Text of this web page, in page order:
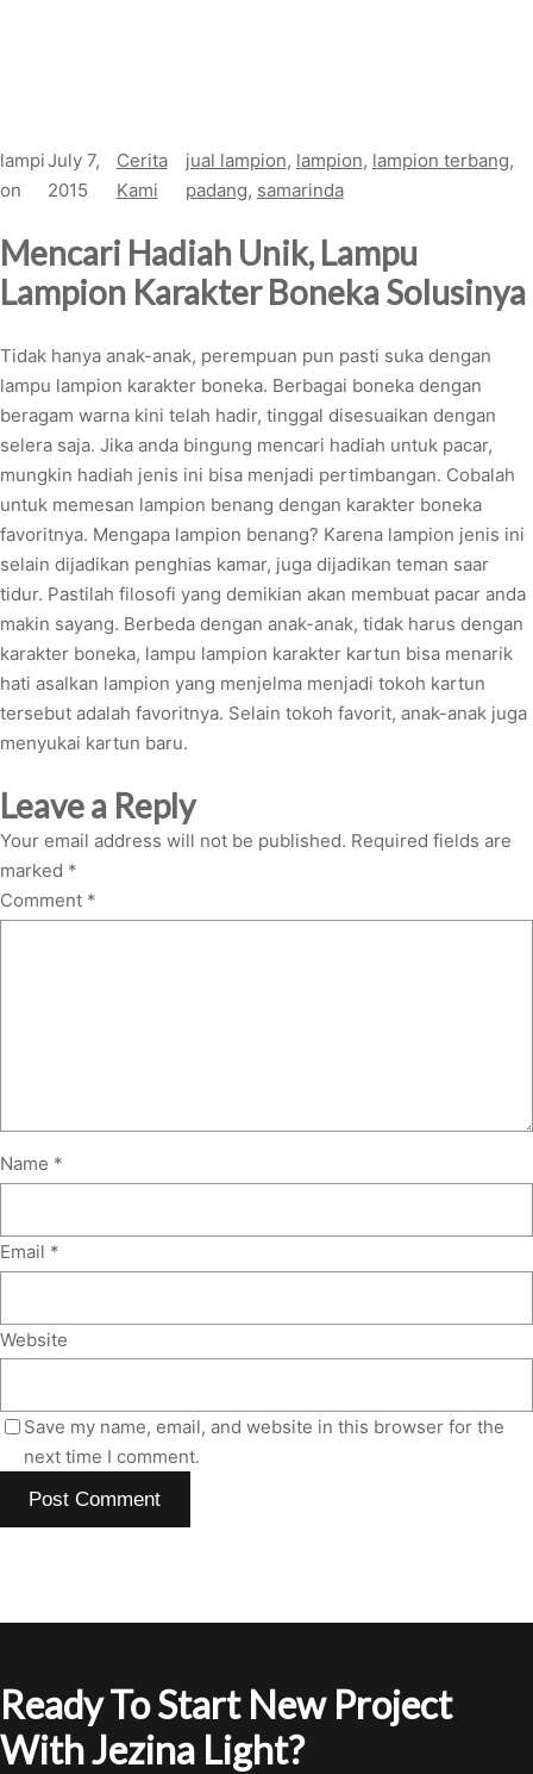
lampi
on
July 7,
2015
Cerita
Kami
jual lampion, lampion, lampion terbang
padang, samarinda
Mencari Hadiah Unik, Lampu
Lampion Karakter Boneka Solusinya
Tidak hanya anak-anak, perempuan pun pasti suka dengan
lampu lampion karakter boneka. Berbagai boneka dengan
beragam warna kini telah hadir, tinggal disesuaikan dengan
selera saja. Jika anda bingung mencari hadiah untuk pacar,
mungkin hadiah jenis ini bisa menjadi pertimbangan. Cobalah
untuk memesan lampion benang dengan karakter boneka
favoritnya. Mengapa lampion benang? Karena lampion jenis ini
selain dijadikan penghias kamar, juga dijadikan teman saar
tidur. Pastilah filosofi yang demikian akan membuat pacar anda
makin sayang. Berbeda dengan anak-anak, tidak harus dengan
karakter boneka, lampu lampion karakter kartun bisa menarik
hati asalkan lampion yang menjelma menjadi tokoh kartun
tersebut adalah favoritnya. Selain tokoh favorit, anak-anak juga
menyukai kartun baru.
Leave a Reply
Your email address will not be published. Required fields are
marked *
Comment *
Name *
Email *
Website
Save my name, email, and website in this browser for the
next time I comment.
Ready To Start New Project
With Jezina Light?